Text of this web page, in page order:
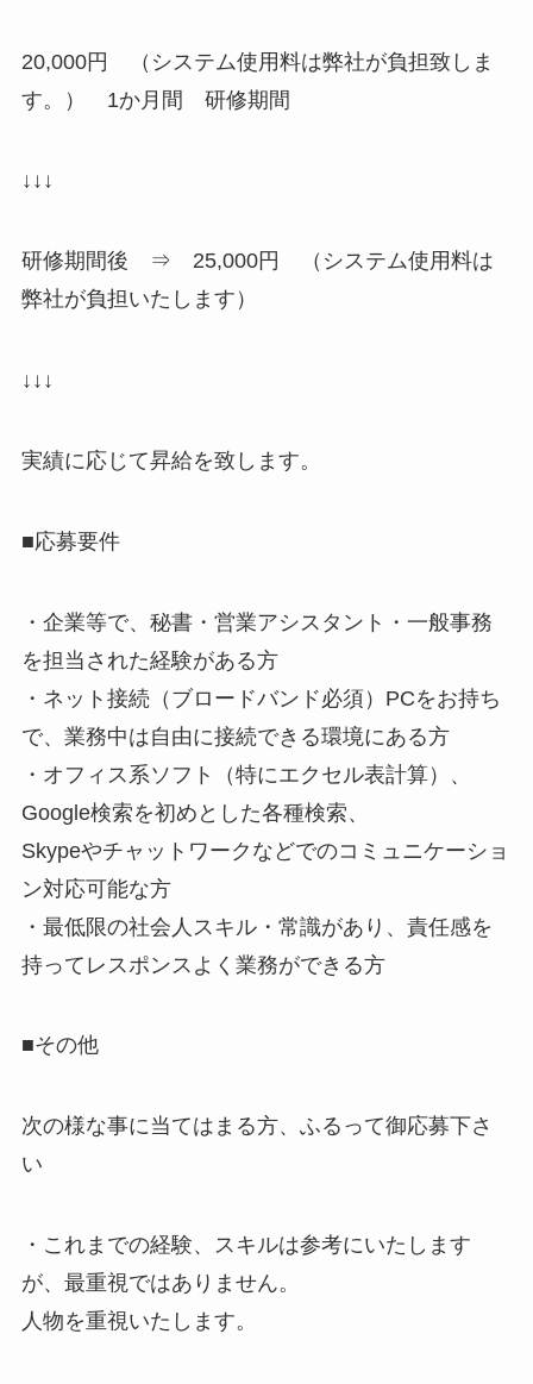
20,000円 （システム使用料は弊社が負担致しま
す。） 1か月間 研修期間
↓↓↓
研修期間後 ⇒ 25,000円 （システム使用料は
弊社が負担いたします）
↓↓↓
実績に応じて昇給を致します。
■応募要件
・企業等で、秘書・営業アシスタント・一般事務
を担当された経験がある方
・ネット接続（ブロードバンド必須）PCをお持ち
で、業務中は自由に接続できる環境にある方
・オフィス系ソフト（特にエクセル表計算）、
Google検索を初めとした各種検索、
Skypeやチャットワークなどでのコミュニケーショ
ン対応可能な方
・最低限の社会人スキル・常識があり、責任感を
持ってレスポンスよく業務ができる方
■その他
次の様な事に当てはまる方、ふるって御応募下さ
い
・これまでの経験、スキルは参考にいたします
が、最重視ではありません。
人物を重視いたします。